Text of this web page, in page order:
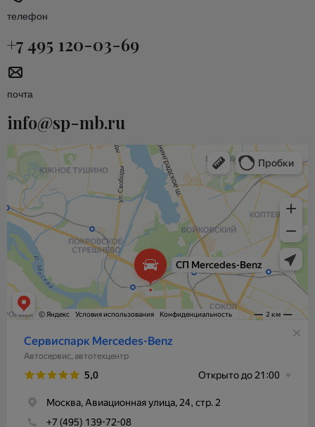
телефон
+7 495 120-03-69
почта
info@sp-mb.ru